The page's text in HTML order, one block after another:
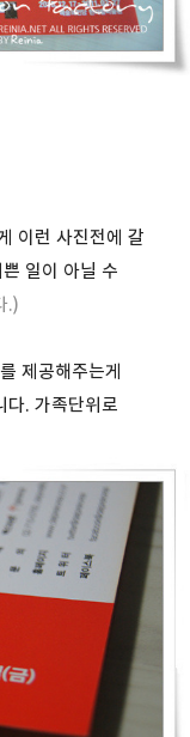
이런 사진전에 갈
일이 아닐 수
.)
제공해주는게
다. 가족단위로